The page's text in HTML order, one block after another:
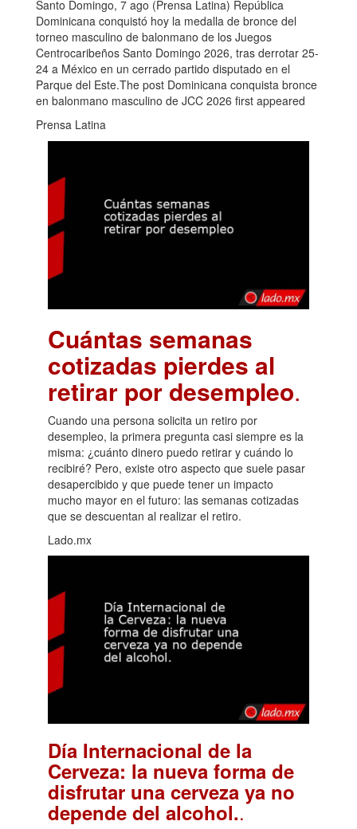
Santo Domingo, 7 ago (Prensa Latina) República
Dominicana conquistó hoy la medalla de bronce del
torneo masculino de balonmano de los Juegos
Centrocaribeños Santo Domingo 2026, tras derrotar 25-
24 a México en un cerrado partido disputado en el
Parque del Este.The post Dominicana conquista bronce
en balonmano masculino de JCC 2026 first appeared
Prensa Latina
Cuántas semanas
cotizadas pierdes al
retirar por desempleo.
Cuando una persona solicita un retiro por
desempleo, la primera pregunta casi siempre es la
misma: ¿cuánto dinero puedo retirar y cuándo lo
recibiré? Pero, existe otro aspecto que suele pasar
desapercibido y que puede tener un impacto
mucho mayor en el futuro: las semanas cotizadas
que se descuentan al realizar el retiro.
Lado.mx
Día Internacional de la
Cerveza: la nueva forma de
disfrutar una cerveza ya no
depende del alcohol..